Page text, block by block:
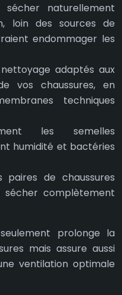
sécher naturellement
loin des sources de
endommager les
adaptés aux
vos chaussures, en
techniques
les semelles
humidité et bactéries
paires de chaussures
complètement
prolonge la
mais assure aussi
ventilation optimale